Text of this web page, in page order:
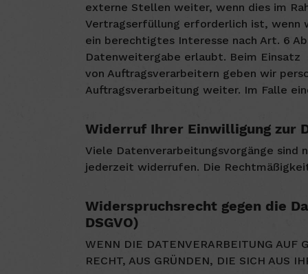
externe Stellen weiter, wenn dies im
Vertragserfüllung erforderlich ist, wenn
ein berechtigtes Interesse nach Art. 6
Datenweitergabe erlaubt. Beim Einsatz
von Auftragsverarbeitern geben wir
Auftragsverarbeitung weiter. Im Falle
Widerruf Ihrer Einwilligung zur
Viele Datenverarbeitungsvorgänge sind
jederzeit widerrufen. Die
Widerspruchsrecht gegen die
DSGVO)
WENN DIE DATENVERARBEITUNG AUF
RECHT, AUS GRÜNDEN, DIE SICH AUS